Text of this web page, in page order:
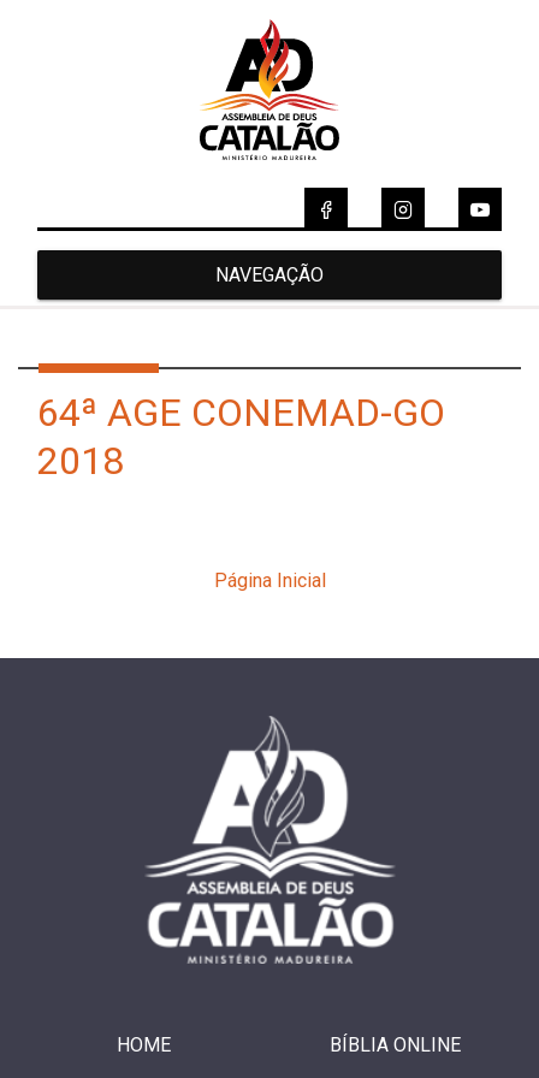
NAVEGAÇÃO
64ª AGE CONEMAD-GO
2018
Página Inicial
HOME BÍBLIA ONLINE